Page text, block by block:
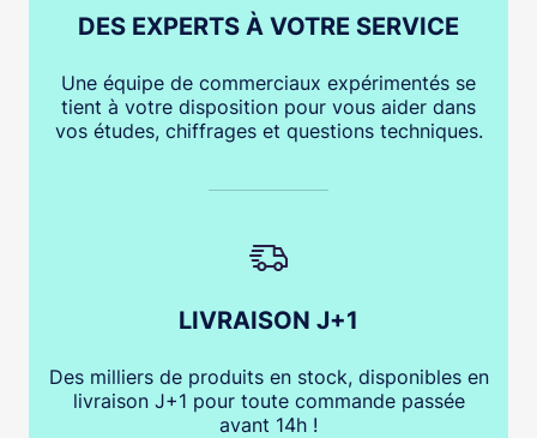
DES EXPERTS À VOTRE SERVICE
Une équipe de commerciaux expérimentés se
tient à votre disposition pour vous aider dans
vos études, chiffrages et questions techniques.
LIVRAISON J+1
Des milliers de produits en stock, disponibles en
livraison J+1 pour toute commande passée
avant 14h !